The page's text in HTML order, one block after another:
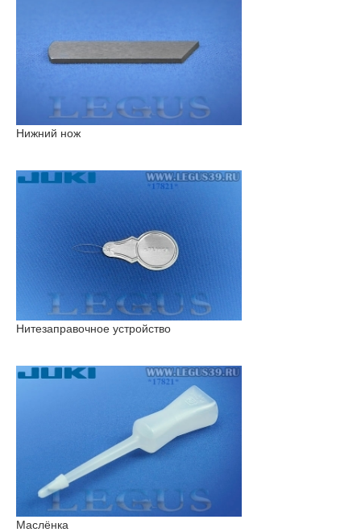
Нижний нож
Нитезаправочное устройство
Маслёнка